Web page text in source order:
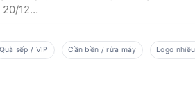
Quà sếp / VIP Cần bền / rửa máy Logo